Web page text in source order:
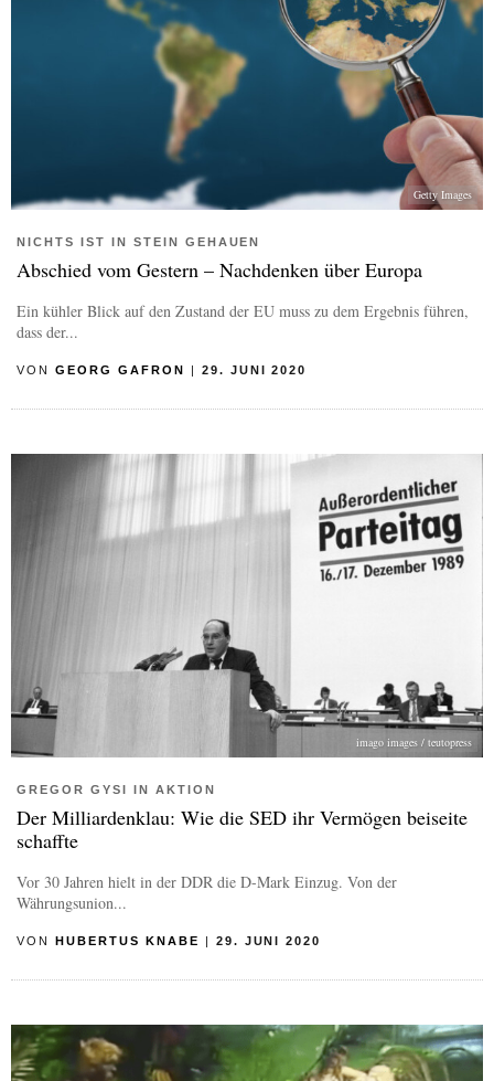
Getty Images
NICHTS IST IN STEIN GEHAUEN
Abschied vom Gestern – Nachdenken über Europa
Ein kühler Blick auf den Zustand der EU muss zu dem Ergebnis führen,
dass der...
VON GEORG GAFRON | 29. JUNI 2020
imago images / teutopress
GREGOR GYSI IN AKTION
Der Milliardenklau: Wie die SED ihr Vermögen beiseite
schaffte
Vor 30 Jahren hielt in der DDR die D-Mark Einzug. Von der
Währungsunion...
VON HUBERTUS KNABE | 29. JUNI 2020